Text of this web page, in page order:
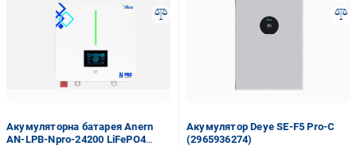
Акумуляторна батарея Anern
AN-LPB-Npro-24200 LiFePO4
Акумулятор Deye SE-F5 Pro-C
(2965936274)